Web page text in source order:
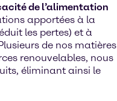
de l’alimentation
apportées à la
les pertes) et à
de nos matières
renouvelables, nous
éliminant ainsi le